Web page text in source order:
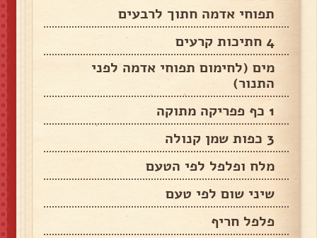
תפוחי אדמה חתוך לרבעים
4 חתיכות קרעים
מים (לחימום תפוחי אדמה לפני
התנור)
1 כף פפריקה מתוקה
3 כפות שמן קנולה
מלח ופלפל לפי הטעם
שיני שום לפי טעם
פלפל חריף